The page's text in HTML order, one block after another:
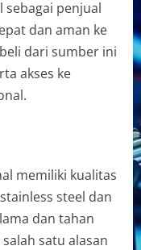
sebagai penjual
dan aman ke
dari sumber ini
akses ke
memiliki kualitas
steel dan
dan tahan
satu alasan